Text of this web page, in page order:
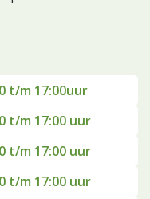
t/m 17:00uur
t/m 17:00 uur
t/m 17:00 uur
t/m 17:00 uur